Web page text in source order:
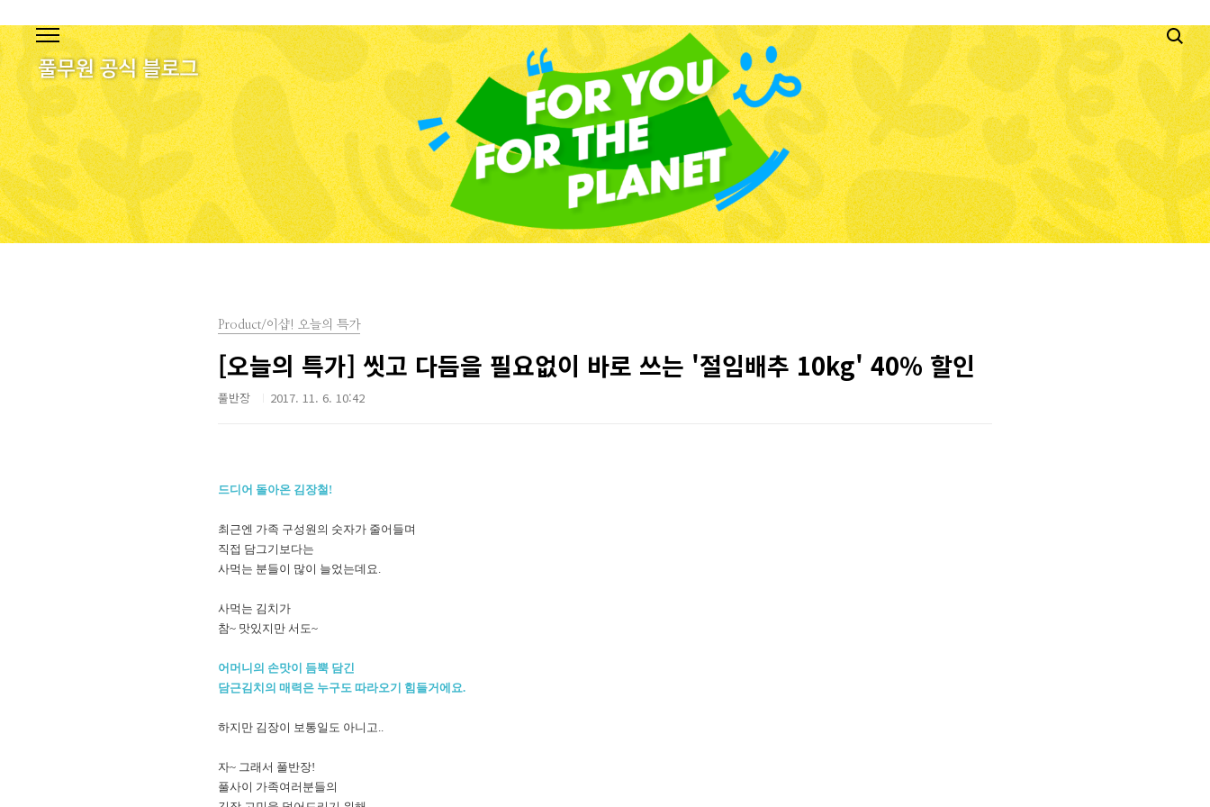
Product/이샵! 오늘의 특가
[오늘의 특가] 씻고 다듬을 필요없이 바로 쓰는 '절임배추 10kg' 40% 할인
풀반장 2017. 11. 6. 10:42
드디어 돌아온 김장철!
최근엔 가족 구성원의 숫자가 줄어들며
직접 담그기보다는
사먹는 분들이 많이 늘었는데요.
사먹는 김치가
참~ 맛있지만 서도~
어머니의 손맛이 듬뿍 담긴
담근김치의 매력은 누구도 따라오기 힘들거에요.
하지만 김장이 보통일도 아니고..
자~ 그래서 풀반장!
풀사이 가족여러분들의